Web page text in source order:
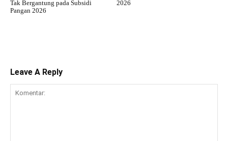
Tak Bergantung pada Subsidi
Pangan 2026
2026
Leave A Reply